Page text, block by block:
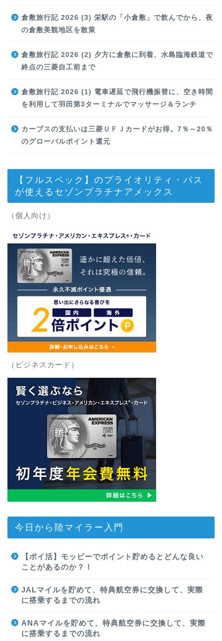
倉敷旅行記 2026 (3) 栄駅の「小倉敷」で飲んでから、夜
の倉敷美観地区を散策
倉敷旅行記 2026 (2) 夕方に倉敷に到着、水島臨海鉄道で
終点の三菱自工前まで
倉敷旅行記 2026 (1) 電車遅延で飛行機振替に、空き時間
を利用して羽田第3ターミナルでマッサージ＆ランチ
カーブスの支払いは三菱ＵＦＪカードがお得。7％～20％
のグローバルポイント還元
【フルスペック】のプライオリティ・パス
が使えるセゾンプラチナアメックス
（個人向け）
（ビジネスカード）
今日から陸マイラー入門
【ポイ活】モッピーでポイント貯めるとどんな良い
ことがあるのか？！
JALマイルを貯めて、特典航空券に交換して、実際
に搭乗するまでの流れ
ANAマイルを貯めて、特典航空券に交換して、実際
に搭乗するまでの流れ